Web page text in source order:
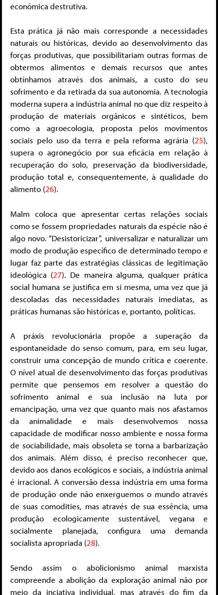
econômica destrutiva.
Esta prática já não mais corresponde a necessidades
naturais ou históricas, devido ao desenvolvimento das
forças produtivas, que possibilitariam outras formas de
obtermos alimentos e demais recursos que antes
obtínhamos através dos animais, a custo do seu
sofrimento e da retirada da sua autonomia. A tecnologia
moderna supera a indústria animal no que diz respeito à
produção de materiais orgânicos e sintéticos, bem
como a agroecologia, proposta pelos movimentos
sociais pelo uso da terra e pela reforma agrária (25),
supera o agronegócio por sua eficácia em relação à
recuperação do solo, preservação da biodiversidade,
produção total e, consequentemente, à qualidade do
alimento (26).
Malm coloca que apresentar certas relações sociais
como se fossem propriedades naturais da espécie não é
algo novo. “Desistoricizar”, universalizar e naturalizar um
modo de produção específico de determinado tempo e
lugar faz parte das estratégias clássicas de legitimação
ideológica (27). De maneira alguma, qualquer prática
social humana se justifica em si mesma, uma vez que já
descoladas das necessidades naturais imediatas, as
práticas humanas são históricas e, portanto, políticas.
A práxis revolucionária propõe a superação da
espontaneidade do senso comum, para, em seu lugar,
construir uma concepção de mundo crítica e coerente.
O nível atual de desenvolvimento das forças produtivas
permite que pensemos em resolver a questão do
sofrimento animal e sua inclusão na luta por
emancipação, uma vez que quanto mais nos afastamos
da animalidade e mais desenvolvemos nossa
capacidade de modificar nosso ambiente e nossa forma
de sociabilidade, mais obsoleta se torna a barbarização
dos animais. Além disso, é preciso reconhecer que,
devido aos danos ecológicos e sociais, a indústria animal
é irracional. A conversão dessa indústria em uma forma
de produção onde não enxerguemos o mundo através
de suas comodities, mas através de sua essência, uma
produção ecologicamente sustentável, vegana e
socialmente planejada, configura uma demanda
socialista apropriada (28).
Sendo assim o abolicionismo animal marxista
compreende a abolição da exploração animal não por
meio da inciativa individual, mas através do fim da